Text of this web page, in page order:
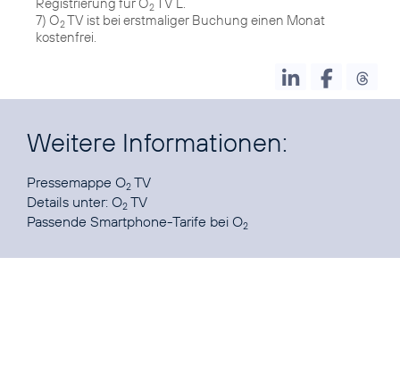
2
7) O2TV ist bei erstmaliger Buchung einen Monat
kostenfrei.
Weitere Informationen:
Pressemappe O2 TV
Details unter: O2 TV
Passende Smartphone-Tarife bei O2